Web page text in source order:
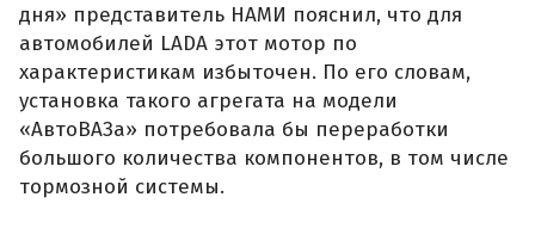
дня» представитель НАМИ пояснил, что для
автомобилей LADA этот мотор по
характеристикам избыточен. По его словам,
установка такого агрегата на модели
«АвтоВАЗа» потребовала бы переработки
большого количества компонентов, в том числе
тормозной системы.